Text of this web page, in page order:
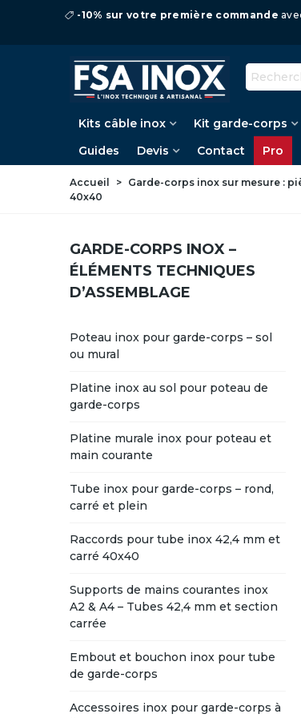
-10% sur votre première commande
Kits câble inox Kit garde-corps
Guides
Devis Contact Pro
Accueil > Garde-corps inox sur mesure :
40x40
GARDE-CORPS INOX –
ÉLÉMENTS TECHNIQUES
D’ASSEMBLAGE
Poteau inox pour garde-corps – sol
ou mural
Platine inox au sol pour poteau de
garde-corps
Platine murale inox pour poteau et
main courante
Tube inox pour garde-corps – rond,
carré et plein
Raccords pour tube inox 42,4 mm et
carré 40x40
Supports de mains courantes inox
A2 & A4 – Tubes 42,4 mm et section
carrée
Embout et bouchon inox pour tube
de garde-corps
Accessoires inox pour garde-corps à